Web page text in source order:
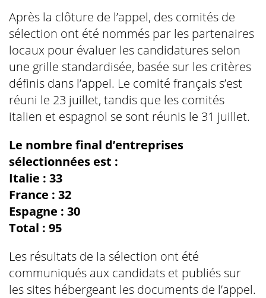
Après la clôture de l’appel, des comités de
sélection ont été nommés par les partenaires
locaux pour évaluer les candidatures selon
une grille standardisée, basée sur les critères
définis dans l’appel. Le comité français s’est
réuni le 23 juillet, tandis que les comités
italien et espagnol se sont réunis le 31 juillet.
Le nombre final d’entreprises
sélectionnées est :
Italie : 33
France : 32
Espagne : 30
Total : 95
Les résultats de la sélection ont été
communiqués aux candidats et publiés sur
les sites hébergeant les documents de l’appel.